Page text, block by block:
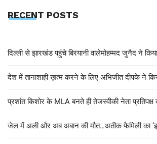
RECENT POSTS
दिल्ली से झारखंड पहुंचे बिरयानी वालेमोहम्मद जुनैद ने
देश में तानाशाही ख़त्म करने के लिए अभिजीत दीपके ने
प्रशांत किशोर के MLA बनते ही तेजस्वीकी नेता प्रतिपक्ष
जेल में अली और अब अबान की मौत…अतीक फैमिली का